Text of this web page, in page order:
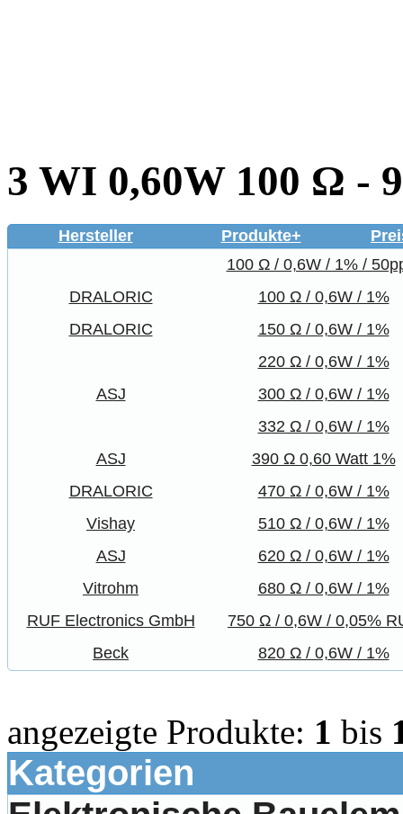
3 WI 0,60W 100 Ω -
Hersteller Produkte+
100 Ω / 0,6W / 1% /
DRALORIC
100 Ω / 0,6W / 1%
DRALORIC
150 Ω / 0,6W / 1%
220 Ω / 0,6W / 1%
ASJ
300 Ω / 0,6W / 1%
332 Ω / 0,6W / 1%
ASJ
390 Ω 0,60 Watt 1%
DRALORIC
470 Ω / 0,6W / 1%
Vishay
510 Ω / 0,6W / 1%
ASJ
620 Ω / 0,6W / 1%
Vitrohm
680 Ω / 0,6W / 1%
RUF Electronics GmbH
750 Ω / 0,6W / 0,05%
Beck
820 Ω / 0,6W / 1%
angezeigte Produkte: 1 bis
Kategorien